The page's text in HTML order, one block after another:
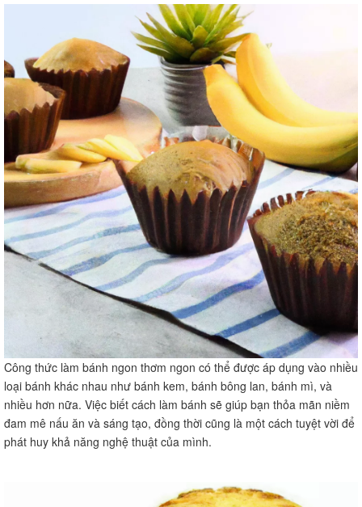
X. Câu hỏi thường gặp về công thức làm bánh ngon
Thời gian nướng bánh là bao lâu?
Có thể thay thế nguyên liệu nào trong công thức?
XI. Những lời khuyên cho người mới học làm bánh
Khám phá và thử nghiệm
Không quá lo lắng về kết quả
XII. Kết luận
Công thức làm bánh ngon thơm ngon có thể được áp dụng vào nhiều
loại bánh khác nhau như bánh kem, bánh bông lan, bánh mì, và
nhiều hơn nữa. Việc biết cách làm bánh sẽ giúp bạn thỏa mãn niềm
đam mê nấu ăn và sáng tạo, đồng thời cũng là một cách tuyệt vời để
phát huy khả năng nghệ thuật của mình.